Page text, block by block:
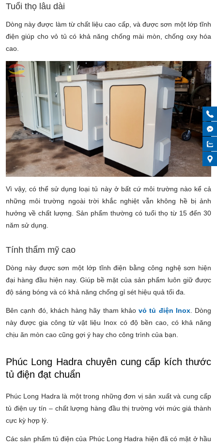
Tuổi thọ lâu dài
Dòng này được làm từ chất liệu cao cấp, và được sơn một lớp tĩnh
điện giúp cho vỏ tủ có khả năng chống mài mòn, chống oxy hóa
cao.
Vì vậy, có thể sử dụng loại tủ này ở bất cứ môi trường nào kể cả
những môi trường ngoài trời khắc nghiệt vẫn không hề bị ảnh
hưởng về chất lượng. Sản phẩm thường có tuổi thọ từ 15 đến 30
năm sử dụng.
Tính thẩm mỹ cao
Dòng này được sơn một lớp tĩnh điện bằng công nghệ sơn hiện
đại hàng đầu hiện nay. Giúp bề mặt của sản phẩm luôn giữ được
độ sáng bóng và có khả năng chống gỉ sét hiệu quả tối đa.
Bên cạnh đó, khách hàng hãy tham khảo vỏ tủ điện Inox. Dòng
này được gia công từ vật liệu Inox có độ bền cao, có khả năng
chịu ăn mòn cao cũng gợi ý hay cho công trình của bạn.
Phúc Long Hadra chuyên cung cấp kích thước
tủ điện đạt chuẩn
Phúc Long Hadra là một trong những đơn vị sản xuất và cung cấp
tủ điện uy tín – chất lượng hàng đầu thị trường với mức giá thành
cực kỳ hợp lý.
Các sản phẩm tủ điện của Phúc Long Hadra hiện đã có mặt ở hầu